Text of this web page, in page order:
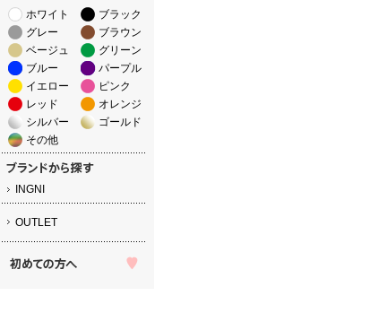
ホワイト
ブラック
グレー
ブラウン
ベージュ
グリーン
ブルー
パープル
イエロー
ピンク
レッド
オレンジ
シルバー
ゴールド
その他
INGNI
OUTLET